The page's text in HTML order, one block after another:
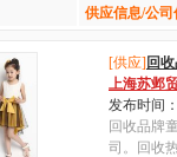
供应信息/公司
[供应] 回
上海苏邺
发布时间
回收品牌
司。回收